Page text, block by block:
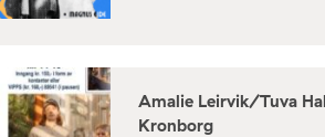
Amalie Leirvik/Tuva
Kronborg